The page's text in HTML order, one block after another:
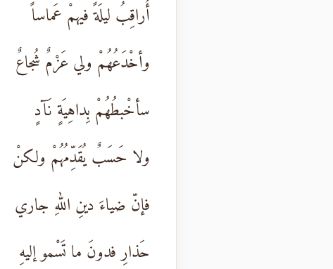
أُراقِبُ ليلَةً فيهمْ عَماساً
وأخْدَعُهُمْ ولي عَزْمٌ شُجاعٌ
سأخْبطُهُمْ بِداهِيَةٍ نَآدٍ
ولا حَسَبٌ يُقَدِّمُهُمْ ولكنْ
فإنّ ضياءَ دينِ اللهِ جاري
حَذارِ فدونَ ما تَسْمو إليهِ